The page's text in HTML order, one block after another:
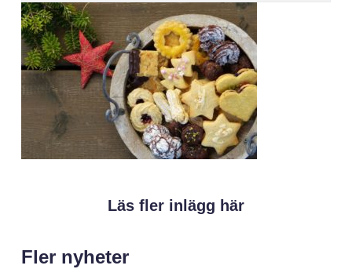
Läs fler inlägg här
Fler nyheter